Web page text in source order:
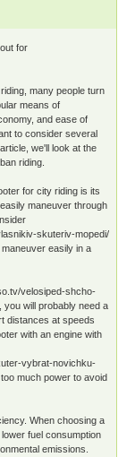
for
many people turn
means of
and ease of
to consider several
we'll look at the
riding.
for city riding is its
maneuver through
skuteriv-mopedi/
easily in a
velosiped-shcho-
you will probably need a
distances at speeds
with an engine with
vybrat-novichku-
much power to avoid
When choosing a
fuel consumption
emissions.